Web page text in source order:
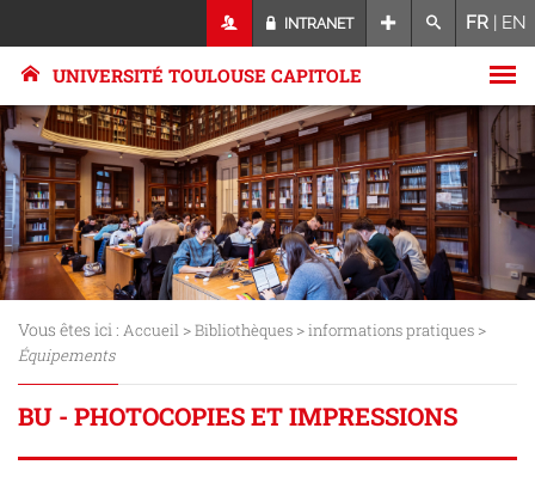
INTRANET FR | EN
UNIVERSITÉ TOULOUSE CAPITOLE
Vous êtes ici : Accueil >Bibliothèques >informations pratiques >
Équipements
BU - PHOTOCOPIES ET IMPRESSIONS